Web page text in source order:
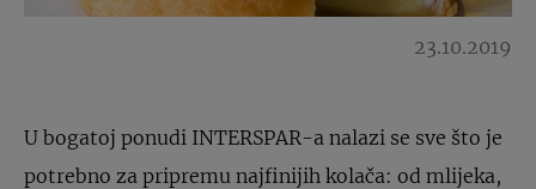
23.10.2019
U bogatoj ponudi INTERSPAR-a nalazi se sve što je
potrebno za pripremu najfinijih kolača: od mlijeka,